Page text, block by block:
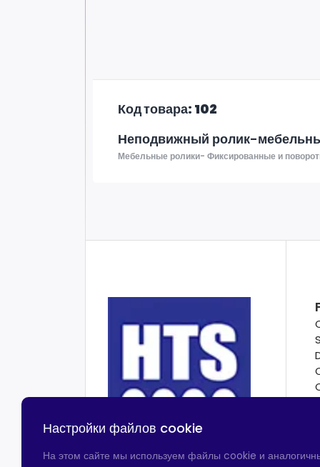
Код товара: 102
Неподвижный ролик-
Мебельные ролики- Фиксированные и
Настройки файлов cookie
На этом сайте мы используем файлы cookie и